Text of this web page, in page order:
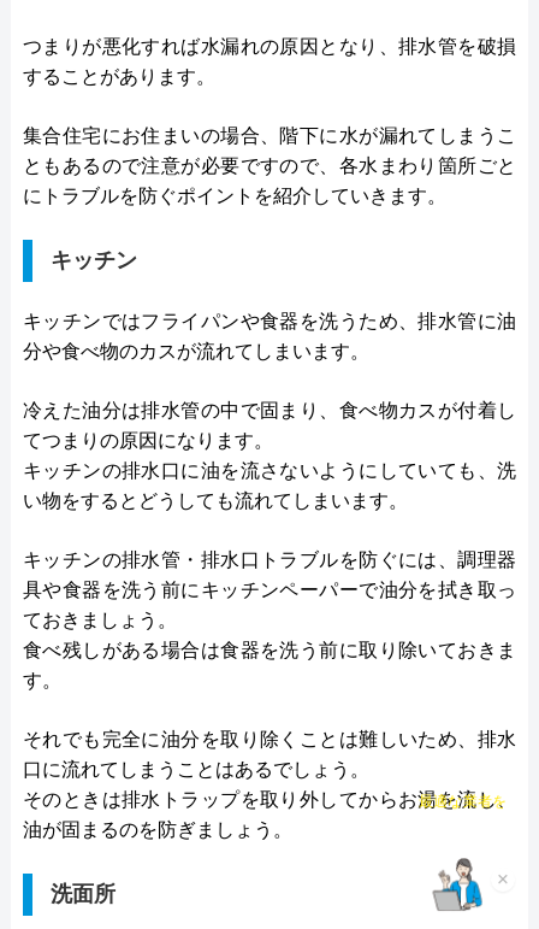
つまりが悪化すれば水漏れの原因となり、排水管を破損
することがあります。
集合住宅にお住まいの場合、階下に水が漏れてしまうこ
ともあるので注意が必要ですので、各水まわり箇所ごと
にトラブルを防ぐポイントを紹介していきます。
キッチン
キッチンではフライパンや食器を洗うため、排水管に油
分や食べ物のカスが流れてしまいます。
冷えた油分は排水管の中で固まり、食べ物カスが付着し
てつまりの原因になります。
キッチンの排水口に油を流さないようにしていても、洗
い物をするとどうしても流れてしまいます。
キッチンの排水管・排水口トラブルを防ぐには、調理器
具や食器を洗う前にキッチンペーパーで油分を拭き取っ
ておきましょう。
食べ残しがある場合は食器を洗う前に取り除いておきま
す。
それでも完全に油分を取り除くことは難しいため、排水
口に流れてしまうことはあるでしょう。
そのときは排水トラップを取り外してからお湯を流し、
油が固まるのを防ぎましょう。
洗面所
×
チャット診断で
最適な業者を